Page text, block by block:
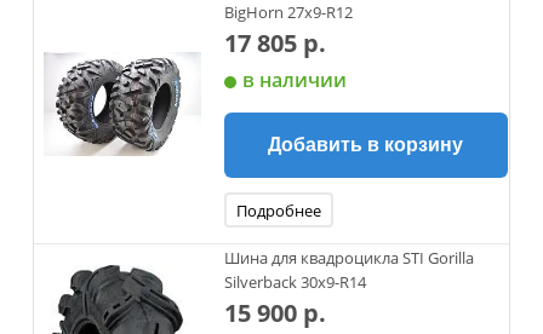
BigHorn 27x9-R12
17 805 р.
в наличии
Добавить в корзину
Подробнее
Шина для квадроцикла STI Gorilla
Silverback 30х9-R14
15 900 р.